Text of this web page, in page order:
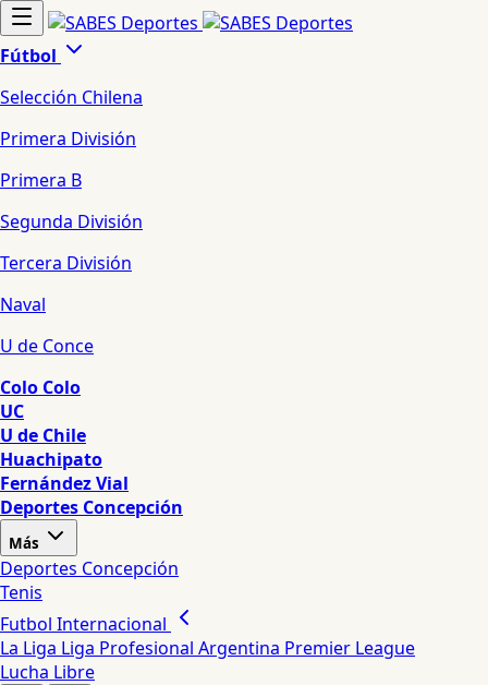
Fútbol
Selección Chilena
Primera División
Primera B
Segunda División
Tercera División
Naval
U de Conce
Colo Colo
UC
U de Chile
Huachipato
Fernández Vial
Deportes Concepción
Más
Deportes Concepción
Tenis
Futbol Internacional
La Liga Liga Profesional Argentina Premier League
Lucha Libre